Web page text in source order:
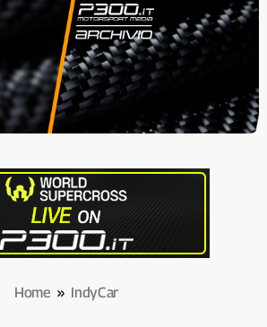
Home » IndyCar